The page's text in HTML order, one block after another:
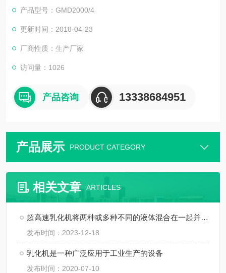
在每级都可以改变方向。
产品型号：GMD2000/4
更新时间：2018-04-23
厂商性质：生产厂家
访问量：1026
产品咨询 13338684951
产品展示 PRODUCT CATEGORY
相关文章 ARTICLES
超高速乳化机将两种或多种不同的液体混合在一起并形成稳定的乳液
发布时间：2023-12-18
乳化机是一种广泛应用于工业生产的设备
发布时间：2020-07-10